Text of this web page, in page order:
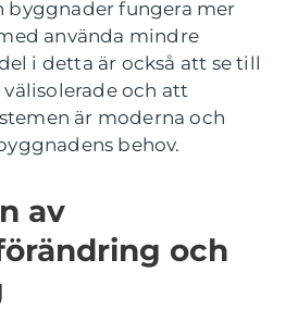
byggnader fungera mer
använda mindre
i detta är också att se till
och att
är moderna och
behov.
av
och